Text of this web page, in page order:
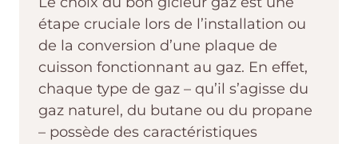
étape cruciale lors de l’installation ou
de la conversion d’une plaque de
cuisson fonctionnant au gaz. En effet,
chaque type de gaz – qu’il s’agisse du
gaz naturel, du butane ou du propane
– possède des caractéristiques